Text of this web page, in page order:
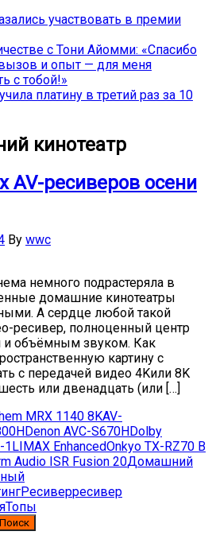
участвовать в премии
с Тони Айомми: «Спасибо
вызов и опыт — для меня
с тобой!»
платину в третий раз за 10
кинотеатр
AV-ресиверов осени
By wwc
немного подрастеряла в
домашние кинотеатры
А сердце любой такой
ресивер, полноценный центр
и объёмным звуком. Как
картину с
с передачей видео 4Kили 8K
или двенадцать (или […]
MRX 1140 8KAV-
Denon AVC-S670HDolby
1LIMAX EnhancedOnkyo TX-RZ70 B
Audio ISR Fusion 20Домашний
Ресиверресивер
Топы